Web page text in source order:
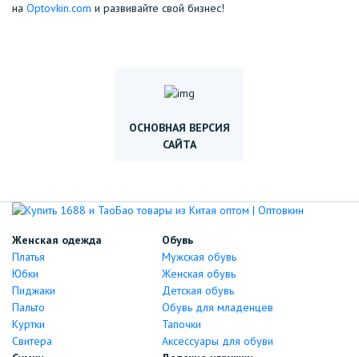
на Optovkin.com и развивайте свой бизнес!
ОСНОВНАЯ ВЕРСИЯ
САЙТА
Женская одежда
Платья
Юбки
Пиджаки
Пальто
Куртки
Свитера
Обувь
Мужская обувь
Женская обувь
Детская обувь
Обувь для младенцев
Тапочки
Аксессуары для обуви